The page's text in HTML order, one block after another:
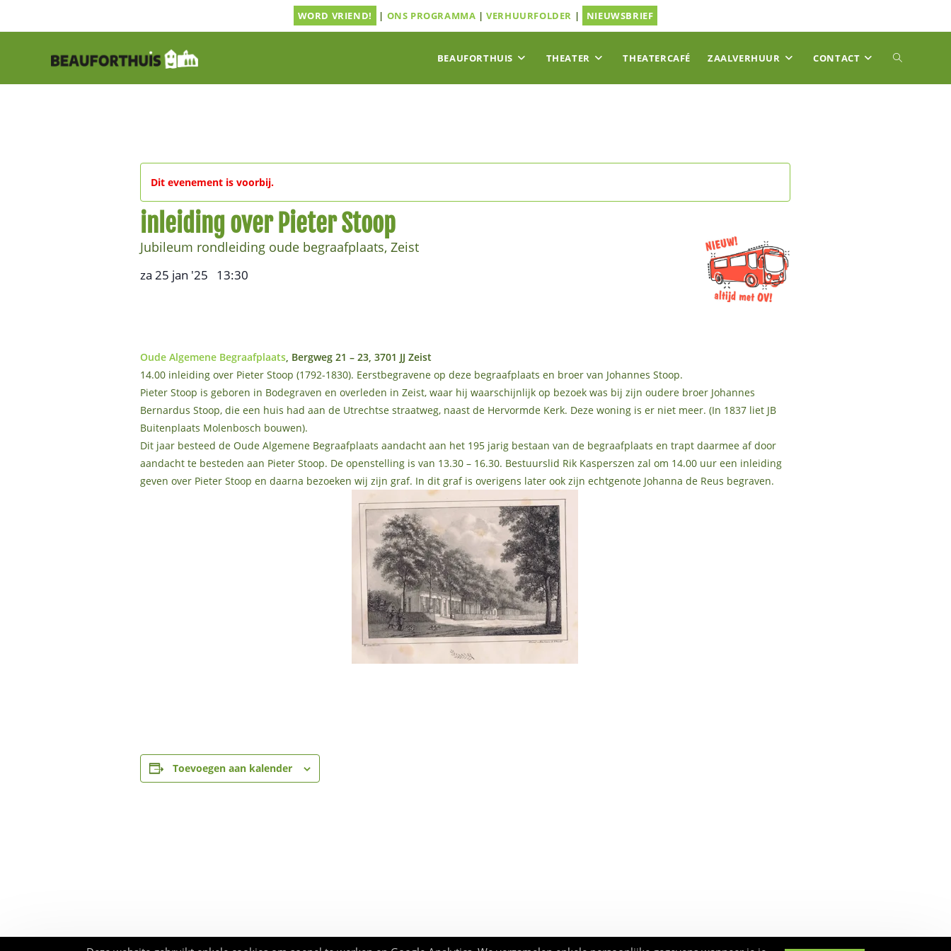
WORD VRIEND! | ONS PROGRAMMA |VERHUURFOLDER | NIEUWSBRIEF
BEAUFORTHUIS THEATER THEATERCAFÉ ZAALVERHUUR CONTACT TOGGLE
Dit evenement is voorbij.
inleiding over Pieter Stoop
Jubileum rondleiding oude begraafplaats, Zeist
za 25 jan '25 13:30
Oude Algemene Begraafplaats, Bergweg 21 – 23, 3701 JJ Zeist
14.00 inleiding over Pieter Stoop (1792-1830). Eerstbegravene op deze begraafplaats en broer van Johannes Stoop.
Pieter Stoop is geboren in Bodegraven en overleden in Zeist, waar hij waarschijnlijk op bezoek was bij zijn oudere broer Johannes
Bernardus Stoop, die een huis had aan de Utrechtse straatweg, naast de Hervormde Kerk. Deze woning is er niet meer. (In 1837 liet JB
Buitenplaats Molenbosch bouwen).
Dit jaar besteed de Oude Algemene Begraafplaats aandacht aan het 195 jarig bestaan van de begraafplaats en trapt daarmee af door
aandacht te besteden aan Pieter Stoop. De openstelling is van 13.30 – 16.30. Bestuurslid Rik Kasperszen zal om 14.00 uur een inleiding
geven over Pieter Stoop en daarna bezoeken wij zijn graf. In dit graf is overigens later ook zijn echtgenote Johanna de Reus begraven.
Toevoegen aan kalender